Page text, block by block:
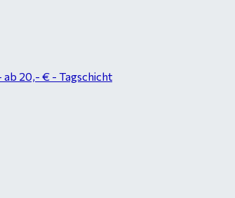
20,- € - Tagschicht